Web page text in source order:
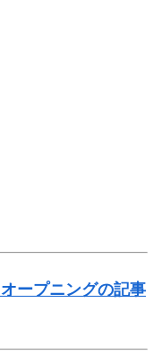
ープニングの記事